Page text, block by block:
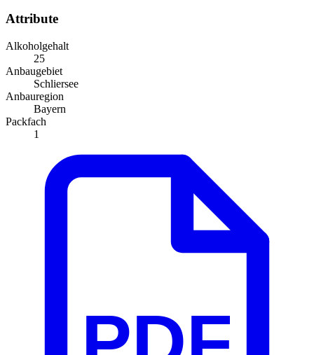
Attribute
Alkoholgehalt
25
Anbaugebiet
Schliersee
Anbauregion
Bayern
Packfach
1